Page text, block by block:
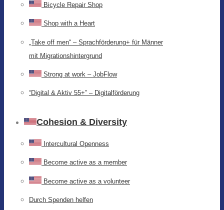
Bicycle Repair Shop
Shop with a Heart
„Take off men“ – Sprachförderung+ für Männer
mit Migrationshintergrund
Strong at work – JobFlow
“Digital & Aktiv 55+” – Digitalförderung
Cohesion & Diversity
Intercultural Openness
Become active as a member
Become active as a volunteer
Durch Spenden helfen